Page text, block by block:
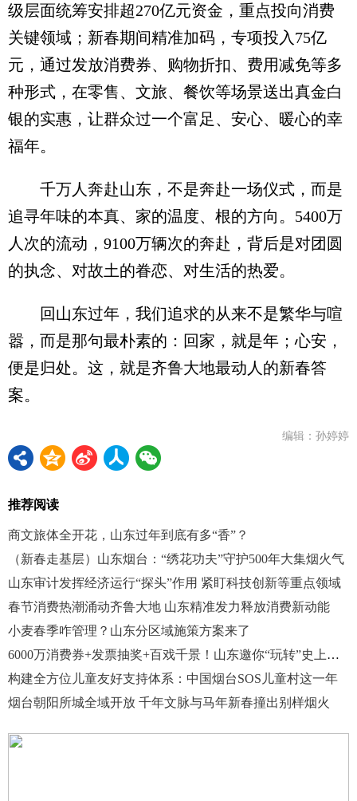
级层面统筹安排超270亿元资金，重点投向消费
关键领域；新春期间精准加码，专项投入75亿
元，通过发放消费券、购物折扣、费用减免等多
种形式，在零售、文旅、餐饮等场景送出真金白
银的实惠，让群众过一个富足、安心、暖心的幸
福年。
千万人奔赴山东，不是奔赴一场仪式，而是
追寻年味的本真、家的温度、根的方向。5400万
人次的流动，9100万辆次的奔赴，背后是对团圆
的执念、对故土的眷恋、对生活的热爱。
回山东过年，我们追求的从来不是繁华与喧
嚣，而是那句最朴素的：回家，就是年；心安，
便是归处。这，就是齐鲁大地最动人的新春答
案。
编辑：孙婷婷
推荐阅读
商文旅体全开花，山东过年到底有多“香”？
（新春走基层）山东烟台：“绣花功夫”守护500年大集烟火气
山东审计发挥经济运行“探头”作用 紧盯科技创新等重点领域
春节消费热潮涌动齐鲁大地 山东精准发力释放消费新动能
小麦春季咋管理？山东分区域施策方案来了
6000万消费券+发票抽奖+百戏千景！山东邀你“玩转”史上最长春节假期
构建全方位儿童友好支持体系：中国烟台SOS儿童村这一年
烟台朝阳所城全域开放 千年文脉与马年新春撞出别样烟火